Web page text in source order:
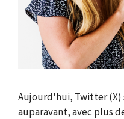
Aujourd'hui, Twitter (X)
auparavant, avec plus